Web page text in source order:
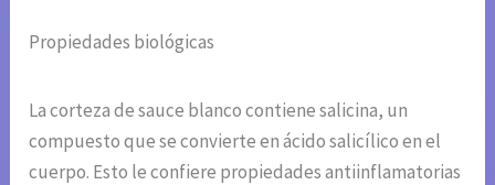
Propiedades biológicas
La corteza de sauce blanco contiene salicina, un
compuesto que se convierte en ácido salicílico en el
cuerpo. Esto le confiere propiedades antiinflamatorias